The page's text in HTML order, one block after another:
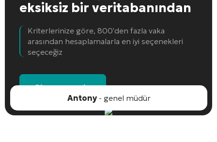
eksiksiz bir veritabanından
Kriterlerinize göre, 800'den fazla vaka
arasından hesaplamalarla en iyi seçenekleri
seçeceğiz
Bir nesne seçin
Antony- genel müdür